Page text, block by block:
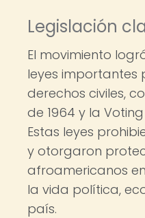
Legislación
El movimiento
leyes
derechos civiles,
de 1964 y la
Estas leyes
y otorgaron
afroamericanos
la vida política,
país.